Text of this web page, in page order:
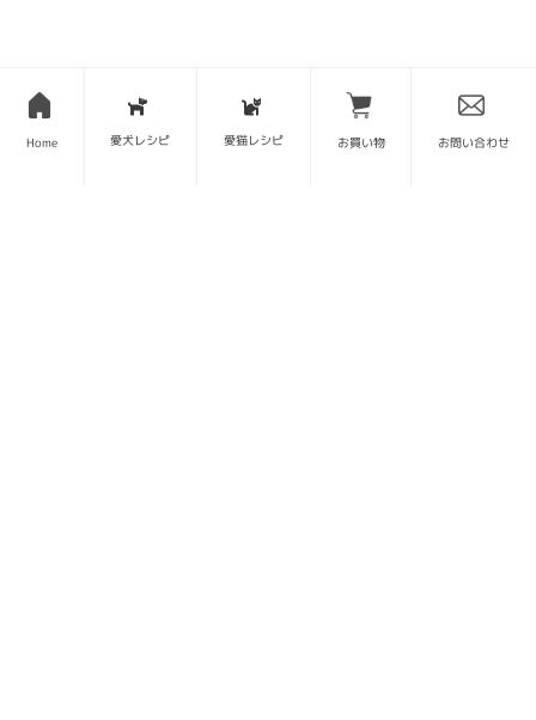
Home 愛犬レシピ 愛猫レシピ お買い物 お問い合わせ